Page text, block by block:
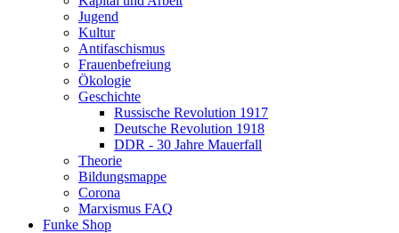
Jugend
Kultur
Antifaschismus
Frauenbefreiung
Ökologie
Geschichte
Russische Revolution 1917
Deutsche Revolution 1918
DDR - 30 Jahre Mauerfall
Theorie
Bildungsmappe
Corona
Marxismus FAQ
Funke Shop